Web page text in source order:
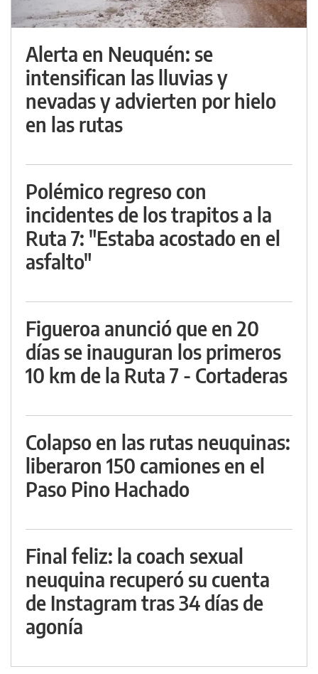
Alerta en Neuquén: se
intensifican las lluvias y
nevadas y advierten por hielo
en las rutas
Polémico regreso con
incidentes de los trapitos a la
Ruta 7: "Estaba acostado en el
asfalto"
Figueroa anunció que en 20
días se inauguran los primeros
10 km de la Ruta 7 - Cortaderas
Colapso en las rutas neuquinas:
liberaron 150 camiones en el
Paso Pino Hachado
Final feliz: la coach sexual
neuquina recuperó su cuenta
de Instagram tras 34 días de
agonía